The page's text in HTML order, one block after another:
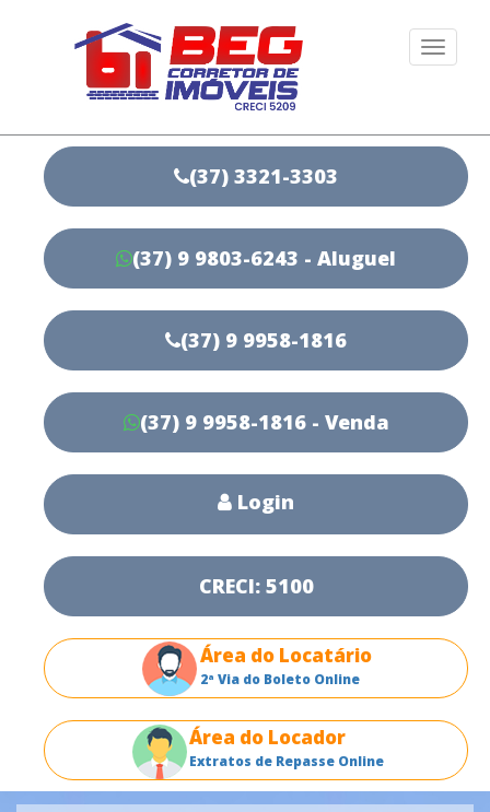
(37) 3321-3303
(37) 9 9803-6243 - Aluguel
(37) 9 9958-1816
(37) 9 9958-1816 - Venda
Login
CRECI: 5100
Área do Locatário
2ª Via do Boleto Online
Área do Locador
Extratos de Repasse Online